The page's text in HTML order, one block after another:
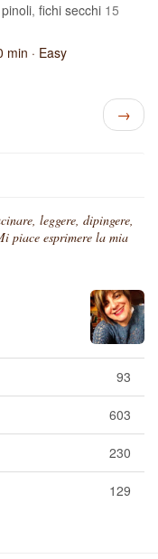
pinoli, fichi secchi 15
min · Easy
→
leggere, dipingere,
piace esprimere la mia
93
603
230
129